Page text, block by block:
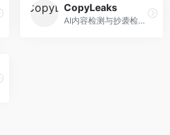
CopyLeaks
AI内容检测与抄袭检测平台，专注于内容原创性验证。面向教育机构和出版商，提供AI检测、抄袭检测、多语言支持等服务，检测全面。